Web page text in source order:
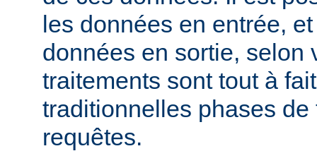
les données en entrée,
données en sortie, selon
traitements sont tout à
traditionnelles phases de
requêtes.